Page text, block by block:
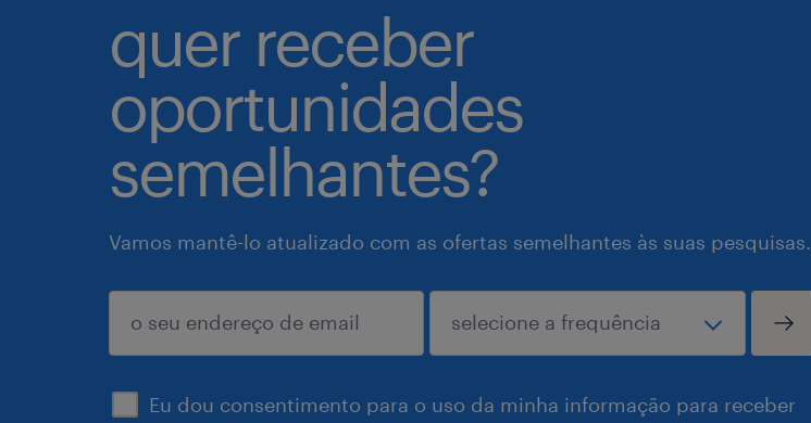
quer receber
oportunidades
semelhantes?
Vamos mantê-lo atualizado com as ofertas semelhantes às suas pesquisas.
Eu dou consentimento para o uso da minha informação para receber
enviar